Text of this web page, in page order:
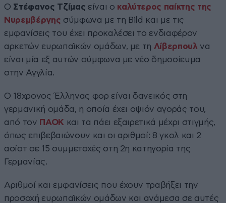
Ο Στέφανος Τζίμας είναι ο καλύτερος παίκτης της
Νυρεμβέργης σύμφωνα με τη Bild και με τις
εμφανίσεις του έχει προκαλέσει το ενδιαφέρον
αρκετών ευρωπαϊκών ομάδων, με τη Λίβερπουλ να
είναι μία εξ αυτών σύμφωνα με νέο δημοσίευμα
στην Αγγλία.
Ο 18χρονος Έλληνας φορ είναι δανεικός στη
γερμανική ομάδα, η οποία έχει οψιόν αγοράς του,
από τον ΠΑΟΚ και τα πάει εξαιρετικά μέχρι στιγμής,
όπως επιβεβαιώνουν και οι αριθμοί: 8 γκολ και 2
ασίστ σε 15 συμμετοχές στη 2η κατηγορία της
Γερμανίας.
Αριθμοί και εμφανίσεις που έχουν τραβήξει την
προσοχή ευρωπαϊκών ομάδων και ανάμεσα σε αυτές